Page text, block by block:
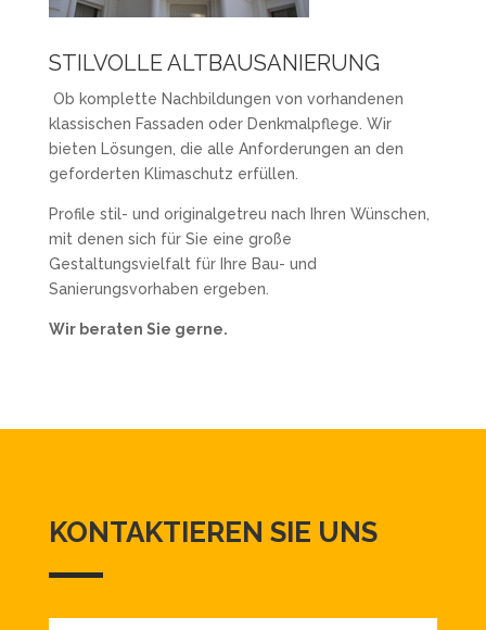
STILVOLLE ALTBAUSANIERUNG
Ob komplette Nachbildungen von vorhandenen
klassischen Fassaden oder Denkmalpflege. Wir
bieten Lösungen, die alle Anforderungen an den
geforderten Klimaschutz erfüllen.
Profile stil- und originalgetreu nach Ihren Wünschen,
mit denen sich für Sie eine große
Gestaltungsvielfalt für Ihre Bau- und
Sanierungsvorhaben ergeben.
Wir beraten Sie gerne.
KONTAKTIEREN SIE UNS